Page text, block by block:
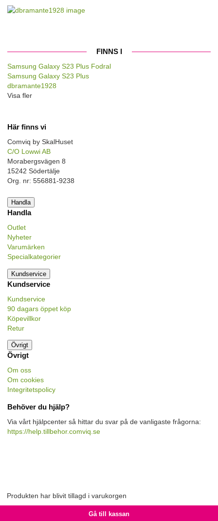
FINNS I
Samsung Galaxy S23 Plus Fodral
Samsung Galaxy S23 Plus
dbramante1928
Visa fler
Här finns vi
Comviq by SkalHuset
C/O Lowwi AB
Morabergsvägen 8
15242 Södertälje
Org. nr: 556881-9238
Handla
Handla
Outlet
Nyheter
Varumärken
Specialkategorier
Kundservice
Kundservice
Kundservice
90 dagars öppet köp
Köpevillkor
Retur
Övrigt
Övrigt
Om oss
Om cookies
Integritetspolicy
Behöver du hjälp?
Via vårt hjälpcenter så hittar du svar på de vanligaste frågorna:
https://help.tillbehor.comviq.se
Produkten har blivit tillagd i varukorgen
Gå till kassan